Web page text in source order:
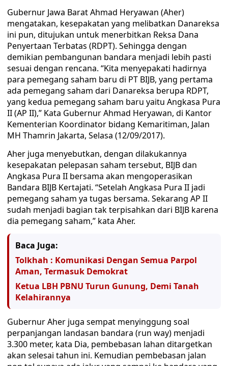
Gubernur Jawa Barat Ahmad Heryawan (Aher)
mengatakan, kesepakatan yang melibatkan Danareksa
ini pun, ditujukan untuk menerbitkan Reksa Dana
Penyertaan Terbatas (RDPT). Sehingga dengan
demikian pembangunan bandara menjadi lebih pasti
sesuai dengan rencana. “Kita menyepakati hadirnya
para pemegang saham baru di PT BIJB, yang pertama
ada pemegang saham dari Danareksa berupa RDPT,
yang kedua pemegang saham baru yaitu Angkasa Pura
II (AP II),” Kata Gubernur Ahmad Heryawan, di Kantor
Kementerian Koordinator bidang Kemaritiman, Jalan
MH Thamrin Jakarta, Selasa (12/09/2017).
Aher juga menyebutkan, dengan dilakukannya
kesepakatan pelepasan saham tersebut, BIJB dan
Angkasa Pura II bersama akan mengoperasikan
Bandara BIJB Kertajati. “Setelah Angkasa Pura II jadi
pemegang saham ya tugas bersama. Sekarang AP II
sudah menjadi bagian tak terpisahkan dari BIJB karena
dia pemegang saham,” kata Aher.
Baca Juga:
Tolkhah : Komunikasi Dengan Semua Parpol
Aman, Termasuk Demokrat
Ketua LBH PBNU Turun Gunung, Demi Tanah
Kelahirannya
Gubernur Aher juga sempat menyinggung soal
perpanjangan landasan bandara (run way) menjadi
3.300 meter, kata Dia, pembebasan lahan ditargetkan
akan selesai tahun ini. Kemudian pembebasan jalan